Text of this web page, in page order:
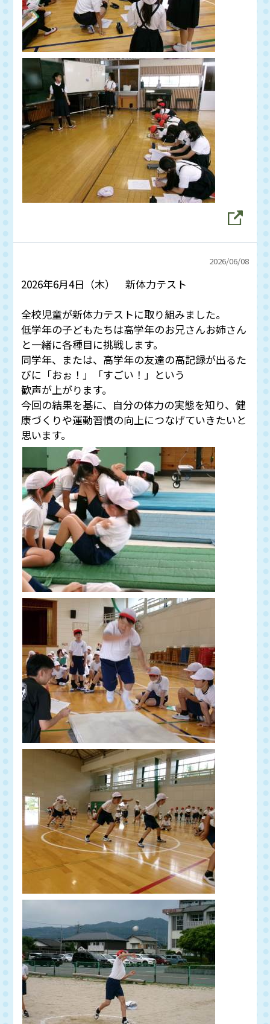
2026/06/08
2026年6月4日（木） 新体力テスト
全校児童が新体力テストに取り組みました。
低学年の子どもたちは高学年のお兄さんお姉さん
と一緒に各種目に挑戦します。
同学年、または、高学年の友達の高記録が出るた
びに「おぉ！」「すごい！」という
歓声が上がります。
今回の結果を基に、自分の体力の実態を知り、健
康づくりや運動習慣の向上につなげていきたいと
思います。